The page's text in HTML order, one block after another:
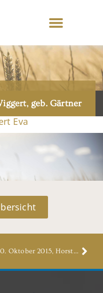
geb. Gärtner
† 10. Oktober 2015, Horst Müller